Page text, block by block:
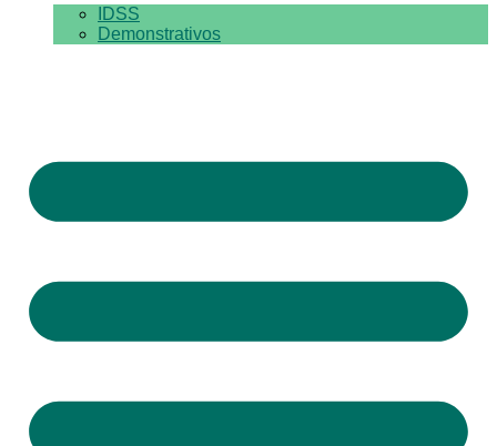
IDSS
Demonstrativos